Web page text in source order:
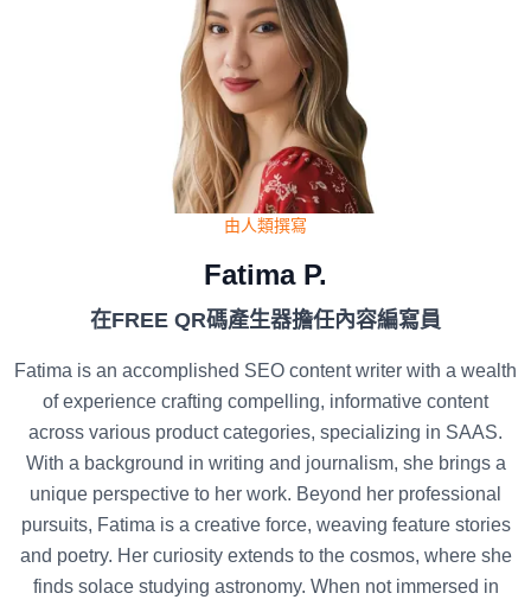
由人類撰寫
Fatima P.
在FREE QR碼產生器擔任內容編寫員
Fatima is an accomplished SEO content writer with a wealth
of experience crafting compelling, informative content
across various product categories, specializing in SAAS.
With a background in writing and journalism, she brings a
unique perspective to her work. Beyond her professional
pursuits, Fatima is a creative force, weaving feature stories
and poetry. Her curiosity extends to the cosmos, where she
finds solace studying astronomy. When not immersed in